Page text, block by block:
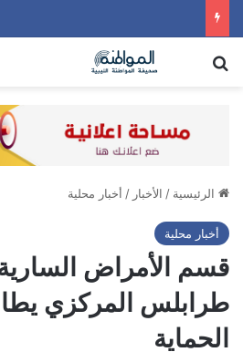
الرئيسية / الأخبار / أخبار محلية
أخبار محلية
قسم الأمراض
طرابلس المركزي
الحماية